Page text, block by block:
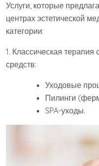
Услуги, которые
центрах эстетической
категории:
1. Классическая
средств:
Уходовые
Пилинги
SPA-уходы.